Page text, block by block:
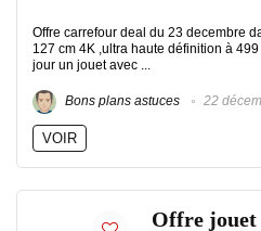
Offre carrefour deal du 23 decembre
127 cm 4K ,ultra haute définition à
jour un jouet avec ...
Bons plans astuces 22
VOIR
Offre jouet